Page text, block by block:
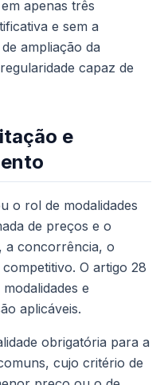
apenas três
e sem a
ampliação da
capaz de
e
o rol de modalidades
de preços e o
a concorrência, o
O artigo 28
e
aplicáveis.
obrigatória para a
cujo critério de